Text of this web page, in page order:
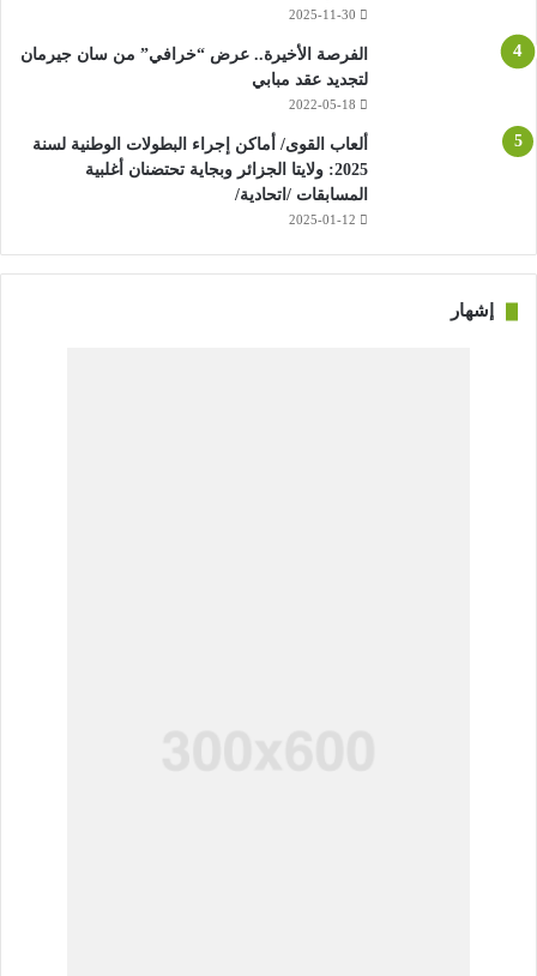
2025-11-30
الفرصة الأخيرة.. عرض “خرافي” من سان جيرمان
لتجديد عقد مبابي
2022-05-18
ألعاب القوى/ أماكن إجراء البطولات الوطنية لسنة
2025: ولايتا الجزائر وبجاية تحتضنان أغلبية
المسابقات /اتحادية/
2025-01-12
إشهار